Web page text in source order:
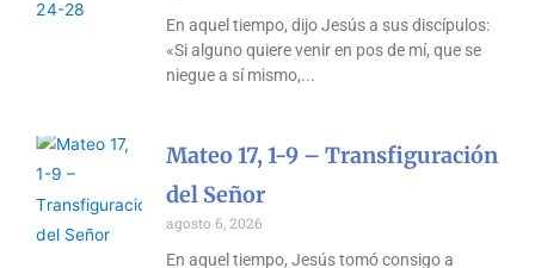
En aquel tiempo, dijo Jesús a sus discípulos:
«Si alguno quiere venir en pos de mí, que se
niegue a sí mismo,
Mateo 17, 1-9 – Transfiguración
del Señor
agosto 6, 2026
En aquel tiempo, Jesús tomó consigo a